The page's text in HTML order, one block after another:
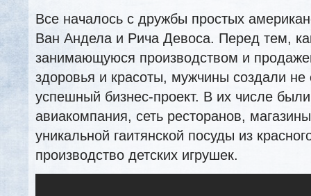
Все началось с дружбы простых
Ван Андела и Рича Девоса. Перед тем,
занимающуюся производством и
здоровья и красоты, мужчины создали
успешный бизнес-проект. В их числе
авиакомпания, сеть ресторанов,
уникальной гаитянской посуды из
производство детских игрушек.